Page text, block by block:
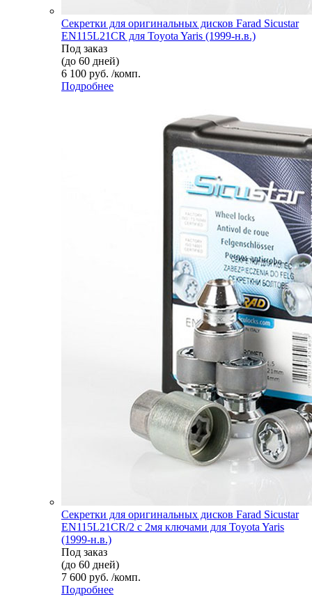
Секретки для оригинальных дисков Farad Sicustar
EN115L21CR для Toyota Yaris (1999-н.в.)
Под заказ
(до 60 дней)
6 100 руб. /комп.
Подробнее
Секретки для оригинальных дисков Farad Sicustar
EN115L21CR/2 с 2мя ключами для Toyota Yaris
(1999-н.в.)
Под заказ
(до 60 дней)
7 600 руб. /комп.
Подробнее